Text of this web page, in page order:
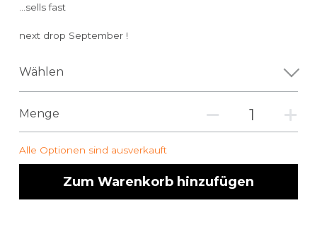
...sells fast
next drop September !
Wählen
Menge
Alle Optionen sind ausverkauft
Zum Warenkorb hinzufügen